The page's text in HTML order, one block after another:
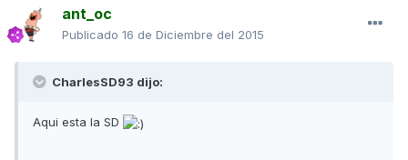
ant_oc
Publicado 16 de Diciembre del 2015
CharlesSD93 dijo:
Aqui esta la SD